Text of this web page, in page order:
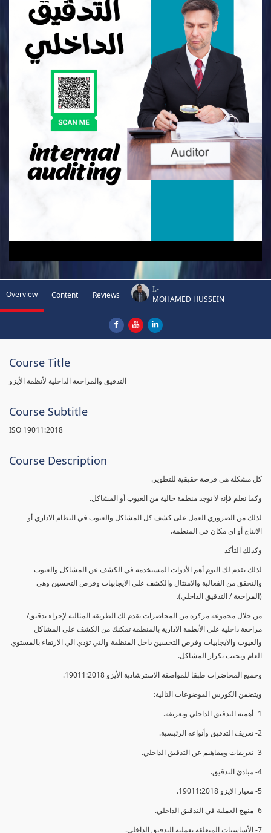
Video
Overview Content Reviews
I.-
MOHAMED HUSSEIN
Course Title
التدقيق والمراجعة الداخلية لأنظمة الأيزو
Course Subtitle
ISO 19011:2018
Course Description
كل مشكلة هي فرصة حقيقية للتطوير.
وكما نعلم فإنه لا توجد منظمة خالية من العيوب أو المشاكل.
لذلك من الضروري العمل على كشف كل المشاكل والعيوب في النظام الاداري أو
الانتاج أو اي مكان في المنظمة.
وكذلك التأكد
لذلك نقدم لك اليوم أهم الأدوات المستخدمة في الكشف عن المشاكل والعيوب
والتحقق من الفعالية والامتثال والكشف على الايجابيات وفرص التحسين وهي
(المراجعة / التدقيق الداخلي).
من خلال مجموعة مركزة من المحاضرات نقدم لك الطريقة المثالية لإجراء تدقيق/
مراجعة داخلية على الأنظمة الادارية بالمنظمة تمكنك من الكشف على المشاكل
والعيوب والايجابيات وفرص التحسين داخل المنظمة والتي تؤدي الي الارتقاء بالمستوي
العام وتجنب تكرار المشاكل.
وجميع المحاضرات طبقا للمواصفة الاسترشادية الأيزو 19011:2018.
ويتضمن الكورس الموضوعات التالية:
1- أهمية التدقيق الداخلي وتعريفه.
2- تعريف التدقيق وأنواعه الرئيسية.
3- تعريفات ومفاهيم عن التدقيق الداخلي.
4- مبادئ التدقيق.
5- معيار الايزو 19011:2018.
6- منهج العملية في التدقيق الداخلي.
7- الأساسيات المتعلقة بعملية التدقيق الداخلي.